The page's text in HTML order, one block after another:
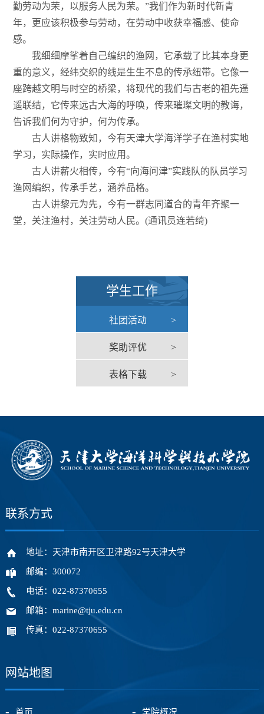
勤劳动为荣，以服务人民为荣。”我们作为新时代新青
年，更应该积极参与劳动，在劳动中收获幸福感、使命
感。
我细细摩挲着自己编织的渔网，它承载了比其本身更
重的意义，经纬交织的线是生生不息的传承纽带。它像一
座跨越文明与时空的桥梁，将现代的我们与古老的祖先遥
遥联结，它传来远古大海的呼唤，传来璀璨文明的教诲，
告诉我们何为守护，何为传承。
古人讲格物致知，今有天津大学海洋学子在渔村实地
学习，实际操作，实时应用。
古人讲薪火相传，今有“向海问津”实践队的队员学习
渔网编织，传承手艺，涵养品格。
古人讲黎元为先，今有一群志同道合的青年齐聚一
堂，关注渔村，关注劳动人民。(通讯员连若绮)
学生工作
社团活动 >
奖助评优 >
表格下载 >
联系方式
地址：天津市南开区卫津路92号天津大学
邮编：300072
电话：022-87370655
邮箱：marine@tju.edu.cn
传真：022-87370655
网站地图